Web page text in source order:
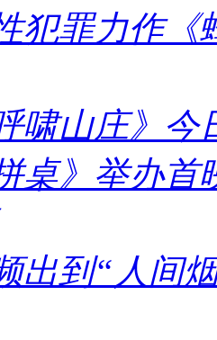
犯罪力作《
啸山庄》今
桌》举办首
出到“人间